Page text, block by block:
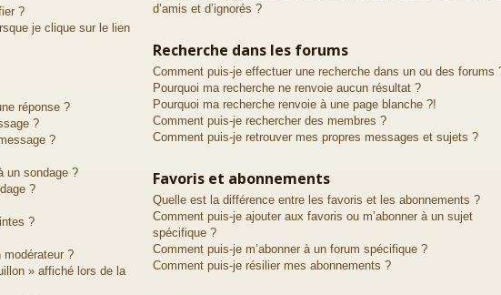
?
je clique sur le lien
réponse ?
?
?
un sondage ?
?
?
?
» affiché lors de la
d’amis et d’ignorés ?
Recherche dans les forums
Comment puis-je effectuer une recherche dans un ou des forums
Pourquoi ma recherche ne renvoie aucun résultat ?
Pourquoi ma recherche renvoie à une page blanche ?!
Comment puis-je rechercher des membres ?
Comment puis-je retrouver mes propres messages et sujets ?
Favoris et abonnements
Quelle est la différence entre les favoris et les abonnements ?
Comment puis-je ajouter aux favoris ou m’abonner à un sujet
spécifique ?
Comment puis-je m’abonner à un forum spécifique ?
Comment puis-je résilier mes abonnements ?